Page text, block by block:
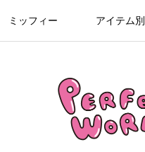
ミッフィー アイテム別